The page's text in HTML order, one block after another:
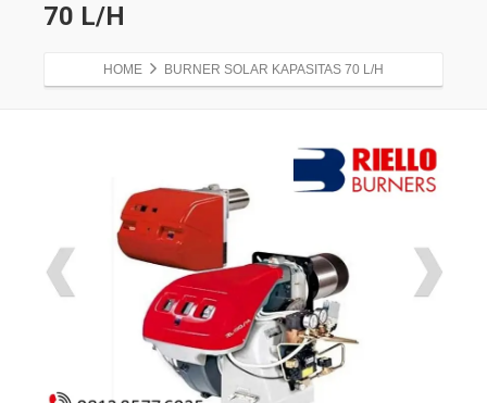
70 L/H
HOME BURNER SOLAR KAPASITAS 70 L/H